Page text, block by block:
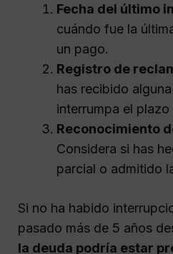
Fecha del último
cuándo fue la
un pago.
Registro de
has recibido
interrumpa el
Reconocimiento
Considera si has
parcial o admitido
Si no ha habido
pasado más de 5 años
la deuda podría estar